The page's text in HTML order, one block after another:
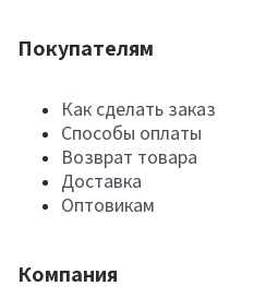
Покупателям
Как сделать заказ
Способы оплаты
Возврат товара
Доставка
Оптовикам
Компания